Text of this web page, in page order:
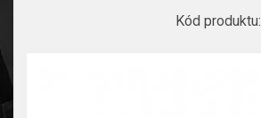
Kód produktu: